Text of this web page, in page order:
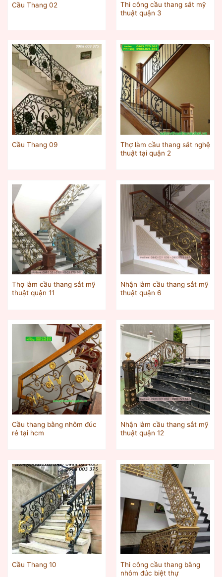
Cầu Thang 02
Thi công cầu thang sắt mỹ
thuật quận 3
Cầu Thang 09
Thợ làm cầu thang sắt nghệ
thuật tại quận 2
Thợ làm cầu thang sắt mỹ
thuật quận 11
Nhận làm cầu thang sắt mỹ
thuật quận 6
Cầu thang bằng nhôm đúc
rẻ tại hcm
Nhận làm cầu thang sắt mỹ
thuật quận 12
Cầu Thang 10
Thi công cầu thang bằng
nhôm đúc biệt thự